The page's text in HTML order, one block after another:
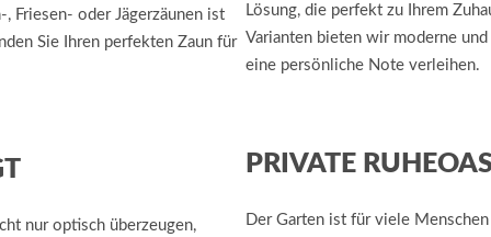
Friesen- oder Jägerzäunen ist
Sie Ihren perfekten Zaun für
nur optisch überzeugen,
Lösung, die perfekt zu Ihrem
Varianten bieten wir moderne
eine persönliche Note verleihen.
PRIVATE
Der Garten ist für viele